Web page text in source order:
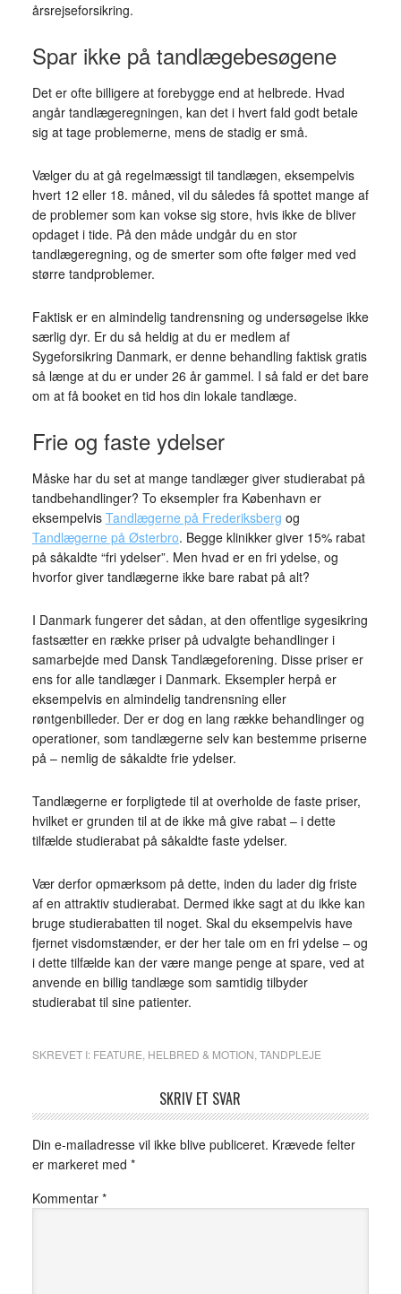
årsrejseforsikring.
Spar ikke på tandlægebesøgene
Det er ofte billigere at forebygge end at helbrede. Hvad
angår tandlægeregningen, kan det i hvert fald godt betale
sig at tage problemerne, mens de stadig er små.
Vælger du at gå regelmæssigt til tandlægen, eksempelvis
hvert 12 eller 18. måned, vil du således få spottet mange af
de problemer som kan vokse sig store, hvis ikke de bliver
opdaget i tide. På den måde undgår du en stor
tandlægeregning, og de smerter som ofte følger med ved
større tandproblemer.
Faktisk er en almindelig tandrensning og undersøgelse ikke
særlig dyr. Er du så heldig at du er medlem af
Sygeforsikring Danmark, er denne behandling faktisk gratis
så længe at du er under 26 år gammel. I så fald er det bare
om at få booket en tid hos din lokale tandlæge.
Frie og faste ydelser
Måske har du set at mange tandlæger giver studierabat på
tandbehandlinger? To eksempler fra København er
eksempelvis Tandlægerne på Frederiksberg og
Tandlægerne på Østerbro. Begge klinikker giver 15% rabat
på såkaldte “fri ydelser”. Men hvad er en fri ydelse, og
hvorfor giver tandlægerne ikke bare rabat på alt?
I Danmark fungerer det sådan, at den offentlige sygesikring
fastsætter en række priser på udvalgte behandlinger i
samarbejde med Dansk Tandlægeforening. Disse priser er
ens for alle tandlæger i Danmark. Eksempler herpå er
eksempelvis en almindelig tandrensning eller
røntgenbilleder. Der er dog en lang række behandlinger og
operationer, som tandlægerne selv kan bestemme priserne
på – nemlig de såkaldte frie ydelser.
Tandlægerne er forpligtede til at overholde de faste priser,
hvilket er grunden til at de ikke må give rabat – i dette
tilfælde studierabat på såkaldte faste ydelser.
Vær derfor opmærksom på dette, inden du lader dig friste
af en attraktiv studierabat. Dermed ikke sagt at du ikke kan
bruge studierabatten til noget. Skal du eksempelvis have
fjernet visdomstænder, er der her tale om en fri ydelse – og
i dette tilfælde kan der være mange penge at spare, ved at
anvende en billig tandlæge som samtidig tilbyder
studierabat til sine patienter.
SKREVET I: FEATURE HELBRED & MOTION TANDPLEJE
SKRIV ET SVAR
Din e-mailadresse vil ikke blive publiceret. Krævede felter
er markeret med *
Kommentar *